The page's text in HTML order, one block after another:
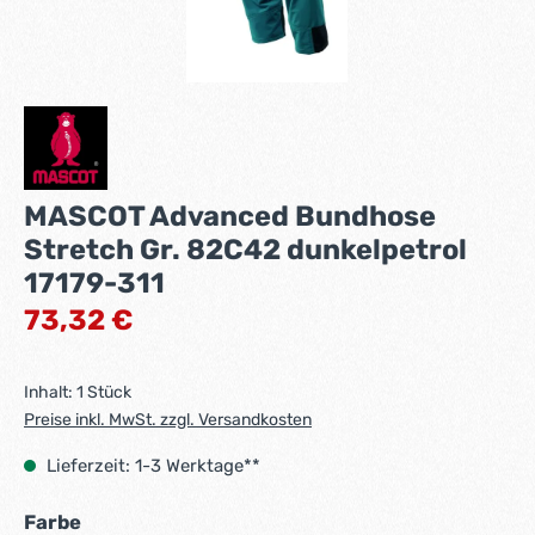
MASCOT Advanced Bundhose
Stretch Gr. 82C42 dunkelpetrol
17179-311
Regulärer Preis:
73,32 €
Inhalt: 1 Stück
Preise inkl. MwSt. zzgl. Versandkosten
Lieferzeit: 1-3 Werktage**
Farbeauswählen